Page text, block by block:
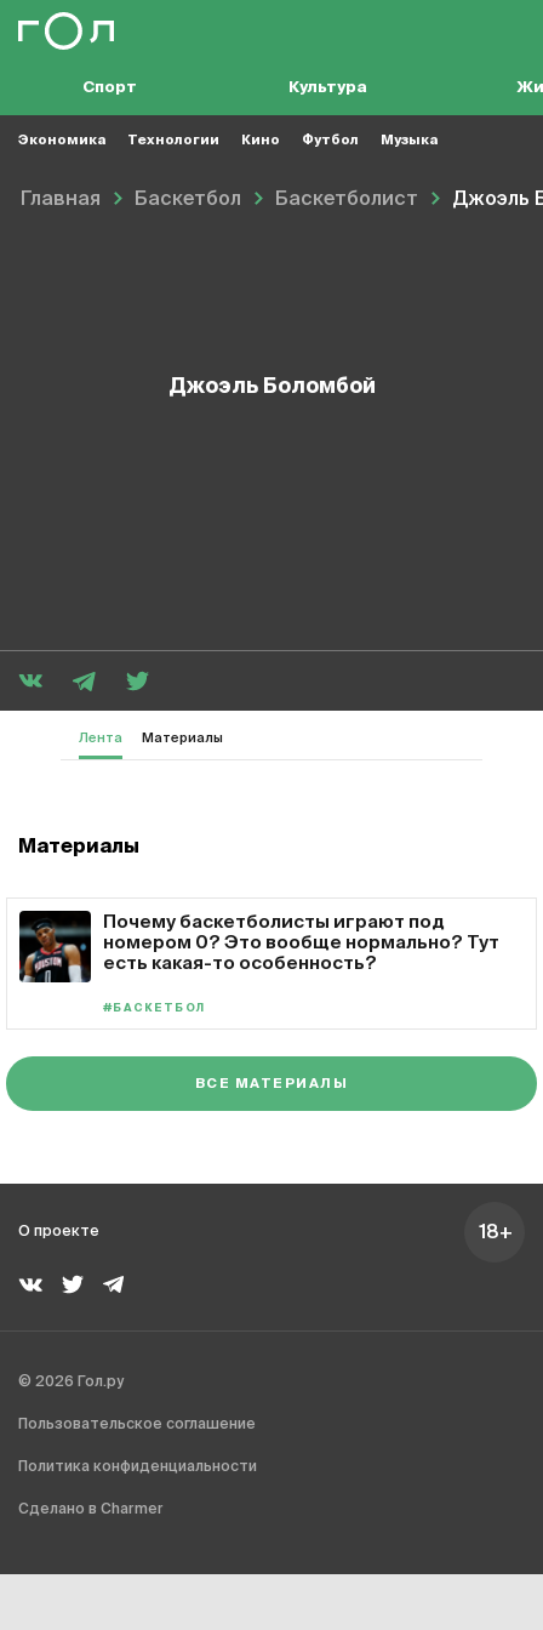
Спорт Культура
Экономика Технологии Кино Футбол Музыка
Главная Баскетбол Баскетболист Джоэль
Джоэль Боломбой
Лента Материалы
Материалы
Почему баскетболисты играют под
номером 0? Это вообще нормально? Тут
есть какая-то особенность?
#БАСКЕТБОЛ
ВСЕ МАТЕРИАЛЫ
О проекте 18+
© 2026 Гол.ру
Пользовательское соглашение
Политика конфиденциальности
Сделано в Charmer